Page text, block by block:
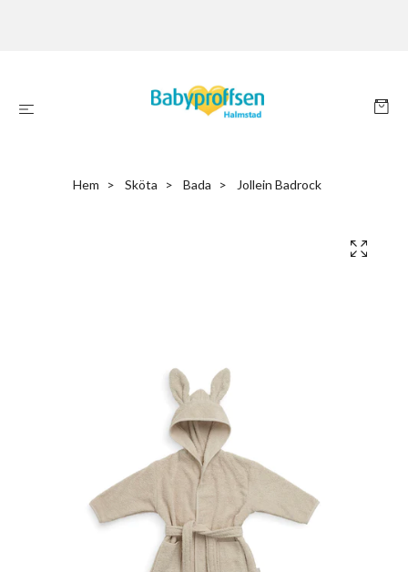
Hem Sköta Bada Jollein Badrock